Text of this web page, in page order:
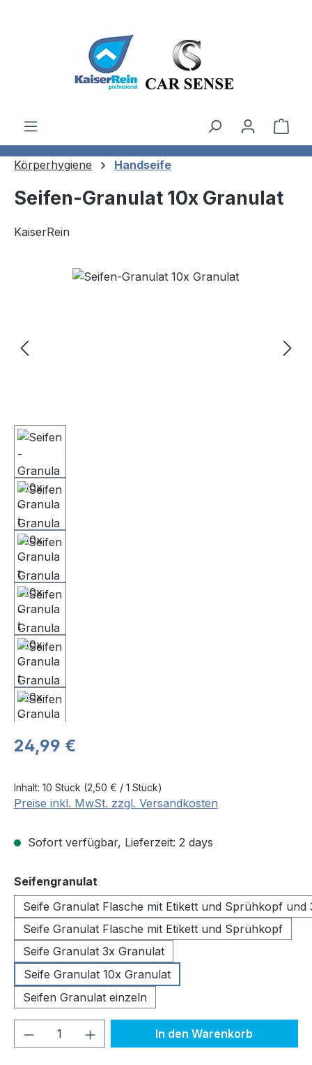
Körperhygiene Handseife
Seifen-Granulat 10x Granulat
KaiserRein
Bildergalerie überspringen
Regulärer Preis:
24,99 €
Inhalt: 10 Stück (2,50 € / 1 Stück)
Preise inkl. MwSt. zzgl. Versandkosten
Sofort verfügbar, Lieferzeit: 2 days
Seifengranulat
Seife Granulat Flasche mit Etikett und Sprühkopf und
Seife Granulat Flasche mit Etikett und Sprühkopf
Seife Granulat 3x Granulat
Seife Granulat 10x Granulat
Seifen Granulat einzeln
Produkt Anzahl: Gib denIn den Warenkorb